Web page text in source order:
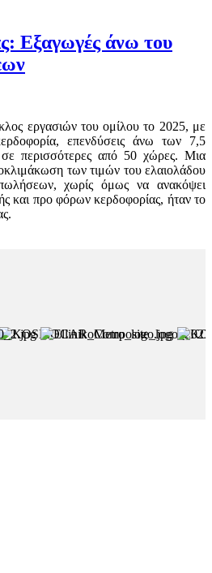
Εξαγωγές άνω του
εργασιών του ομίλου το 2025, με
επενδύσεις άνω των 7,5
περισσότερες από 50 χώρες. Μια
των τιμών του ελαιολάδου
χωρίς όμως να ανακόψει
και προ φόρων κερδοφορίας, ήταν το